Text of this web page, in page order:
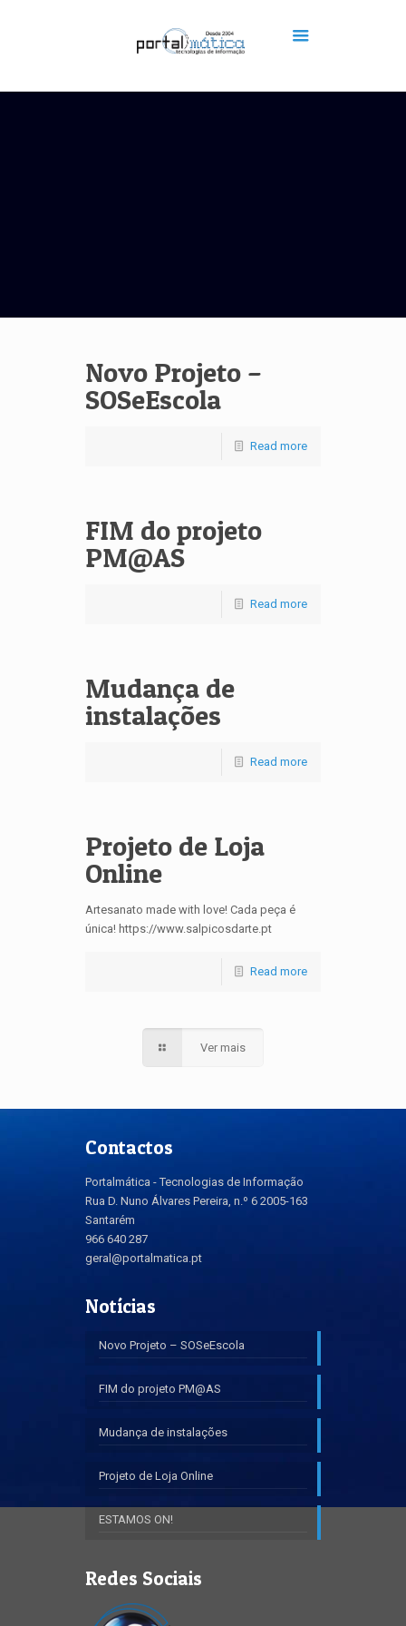
Novo Projeto –
SOSeEscola
Read more
FIM do projeto
PM@AS
Read more
Mudança de
instalações
Read more
Projeto de Loja
Online
Artesanato made with love! Cada peça é
única! https://www.salpicosdarte.pt
Read more
Ver mais
Contactos
Portalmática - Tecnologias de Informação
Rua D. Nuno Álvares Pereira, n.º 6 2005-163
Santarém
966 640 287
geral@portalmatica.pt
Notícias
Novo Projeto – SOSeEscola
FIM do projeto PM@AS
Mudança de instalações
Projeto de Loja Online
ESTAMOS ON!
Redes Sociais